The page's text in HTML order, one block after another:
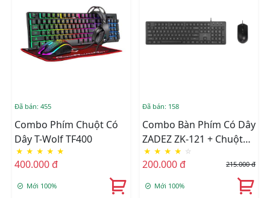
Đã bán: 455
Combo Phím Chuột Có
Dây T-Wolf TF400
★ ★ ★ ★ ★
400.000 đ
Mới 100%
Đã bán: 158
Combo Bàn Phím Có Dây
ZADEZ ZK-121 + Chuột
Có Dây ZADEZ M-121 |
Tặng Lót Chuột Zadez
MP-220V
★ ★ ★ ★ ☆
200.000 đ 215.000 đ
Mới 100%